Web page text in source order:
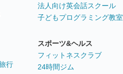
行
法人向け英会話スクール
子どもプログラミング教室
スポーツ&ヘルス
フィットネスクラブ
24時間ジム